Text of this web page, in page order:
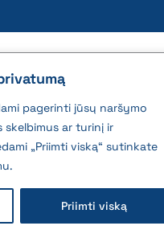
pagerinti jūsų naršymo
ar turinį ir
„Priimti viską“ sutinkate
Priimti viską
| VĮ Žemės ūkio